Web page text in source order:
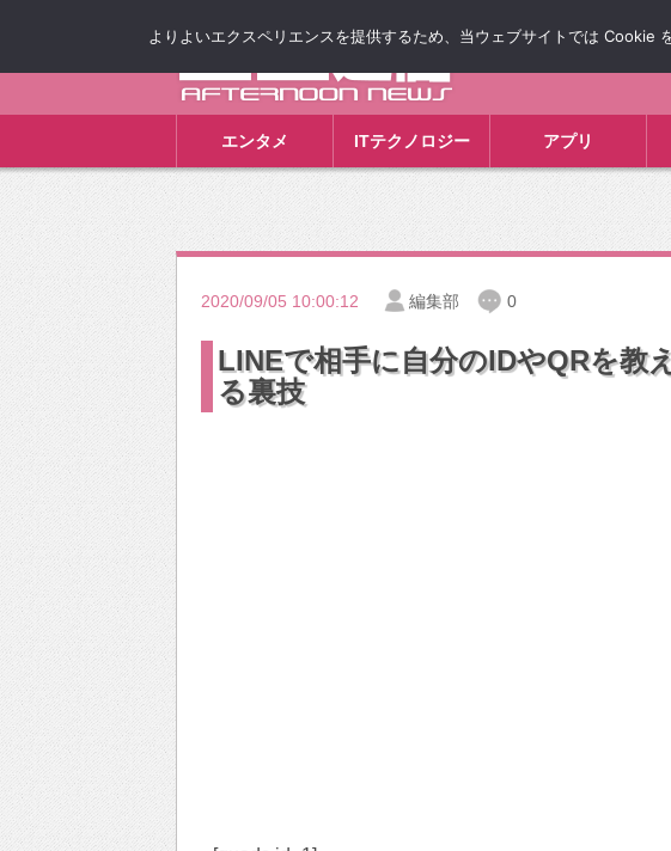
エンタメ ITテクノロジー アプリ
2020/09/05 10:00:12 編集部 0
LINEで相手に自分のIDやQRを教
る裏技
よりよいエクスペリエンスを提供するため、当ウェブサイトでは Cookie